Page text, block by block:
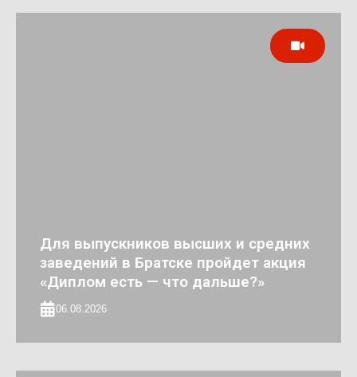
Для выпускников высших и средних
заведений в Братске пройдет акция
«Диплом есть — что дальше?»
06.08.2026